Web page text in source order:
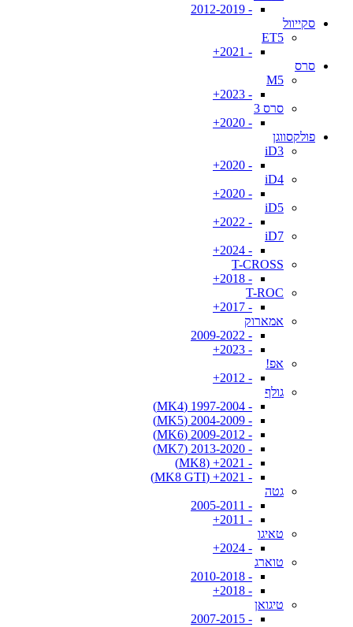
- 2012-2019
סקייוול
ET5
- 2021+
סרס
M5
- 2023+
סרס 3
- 2020+
פולקסווגן
iD3
- 2020+
iD4
- 2020+
iD5
- 2022+
iD7
- 2024+
T-CROSS
- 2018+
T-ROC
- 2017+
אמארוק
- 2009-2022
- 2023+
אפ!
- 2012+
גולף
- 1997-2004 (MK4)
- 2004-2009 (MK5)
- 2009-2012 (MK6)
- 2013-2020 (MK7)
- 2021+ (MK8)
- 2021+ (MK8 GTI)
גטה
- 2005-2011
- 2011+
טאיגו
- 2024+
טוארג
- 2010-2018
- 2018+
טיגואן
- 2007-2015